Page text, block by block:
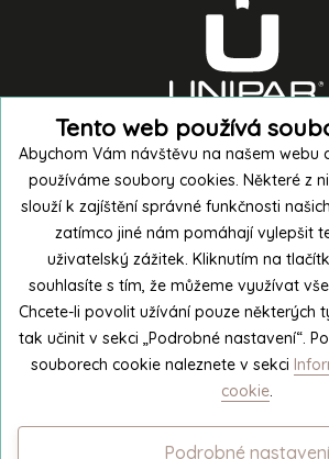
Nakoupit v e-
Exkurze do
Tento web používá
Abychom Vám návštěvu na našem webu
používáme soubory cookies. Některé z
slouží k zajíštění správné funkčnosti
zatímco jiné nám pomáhají vylepšit
uživatelský zážitek. Kliknutím na
souhlasíte s tím, že můžeme využívat
Chcete-li povolit užívání pouze některých
tak učinit v sekci „Podrobné nastavení“.
souborech cookie naleznete v sekci
cookie.
Podrobné nastavení